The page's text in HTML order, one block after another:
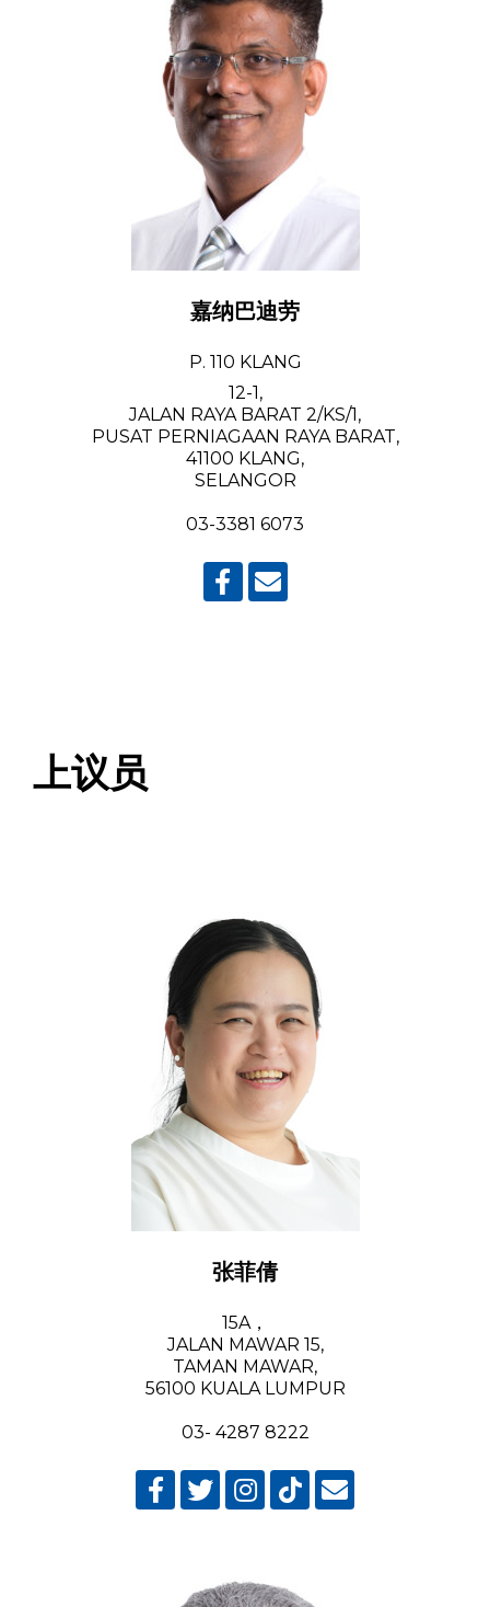
嘉纳巴迪劳
P. 110 KLANG
12-1,
JALAN RAYA BARAT 2/KS/1,
PUSAT PERNIAGAAN RAYA BARAT,
41100 KLANG,
SELANGOR
03-3381 6073
上议员
张菲倩
15A，
JALAN MAWAR 15,
TAMAN MAWAR,
56100 KUALA LUMPUR
03- 4287 8222